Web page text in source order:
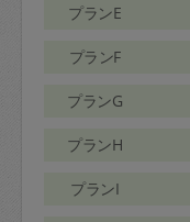
プランE
プランF
プランG
プランH
プランI